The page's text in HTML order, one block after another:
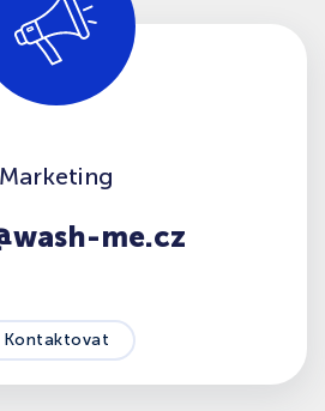
Marketing
me.cz
Kontaktovat